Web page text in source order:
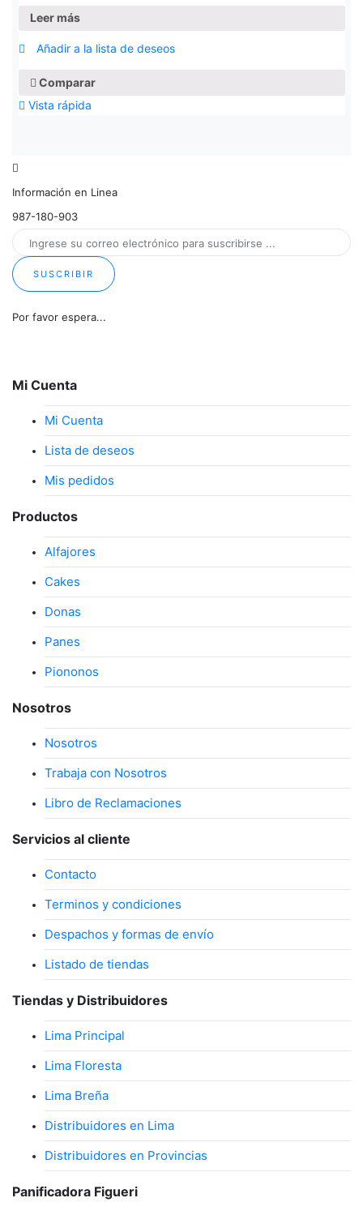
Leer más
Añadir a la lista de deseos
Comparar
Vista rápida
Información en Linea
987-180-903
SUSCRIBIR
Por favor espera...
Mi Cuenta
Mi Cuenta
Lista de deseos
Mis pedidos
Productos
Alfajores
Cakes
Donas
Panes
Piononos
Nosotros
Nosotros
Trabaja con Nosotros
Libro de Reclamaciones
Servicios al cliente
Contacto
Terminos y condiciones
Despachos y formas de envío
Listado de tiendas
Tiendas y Distribuidores
Lima Principal
Lima Floresta
Lima Breña
Distribuidores en Lima
Distribuidores en Provincias
Panificadora Figueri